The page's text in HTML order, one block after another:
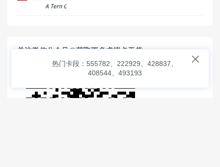
关注微信公众号@获取更多虚拟卡干货

热门卡段：555782、222929、428837、
408544、493193